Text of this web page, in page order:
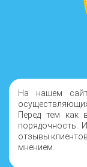
На нашем
Перед тем как
порядочность.
отзывы
мнением.